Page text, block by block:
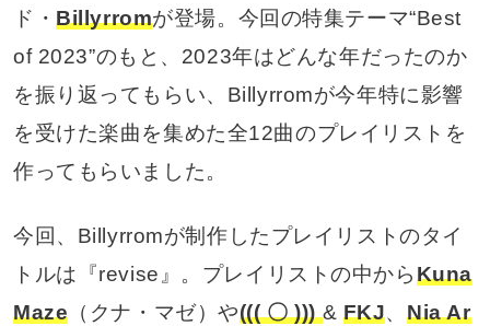
ド・Billyrromが登場。今回の特集テーマ“Best
of 2023”のもと、2023年はどんな年だったのか
を振り返ってもらい、Billyrromが今年特に影響
を受けた楽曲を集めた全12曲のプレイリストを
作ってもらいました。
今回、Billyrromが制作したプレイリストのタイ
トルは『revise』。プレイリストの中からKuna
Maze （クナ・マゼ）や((( 〇 )))& FKJ、Nia Ar